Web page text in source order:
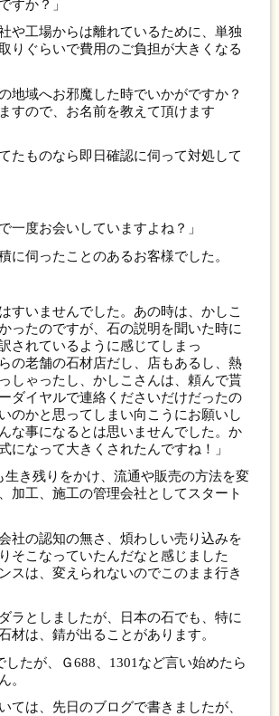
すか？」
や工場からは離れているために、単独
りぐらいで費用のご負担が大きくなる
地域へお邪魔した時でいかがですか？
すので、お名前を教えて頂けます
たものなら即日確認に伺って対処して
一度お会いしていますよね？」
に伺ったことのあるお客様でした。
すいませんでした。あの時は、かしこ
ったのですが、石の説明を聞いた時に
されているように感じてしまっ
の老舗の石材店だし、店もあるし、熱
しゃったし、かしこさんは、頼んで貰
ダイヤルで連絡くださいだけだったの
のかと思ってしまい向こうにお願いし
な事になるとは思いませんでした。か
になって大きくされたんですね！」
生き残りをかけ、流通や販売の方法を変
加工、施工の管理会社としてスタート
社の認知の無さ、煩わしい売り込みを
そこなっていたんだなと感じました
スは、変えられないのでこのまま行き
ラとしましたが、日本の石でも、特に
材は、錆が出ることがあります。
したが、Ｇ688、1301など言い始めたら
。
ては、先日のブログで書きましたが、